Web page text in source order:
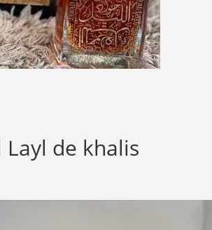
Layl de khalis